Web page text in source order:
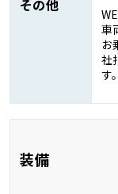
その他
車
お
社
す。
装備